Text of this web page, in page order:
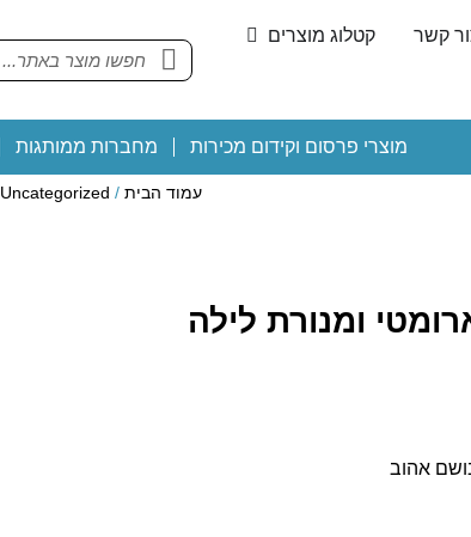
קשר קטלוג מוצרים
מוצרי פרסום וקידום מכירות מחברות ממותגות
עמוד הבית /
Uncategorized
ומנורת לילה
אהוב